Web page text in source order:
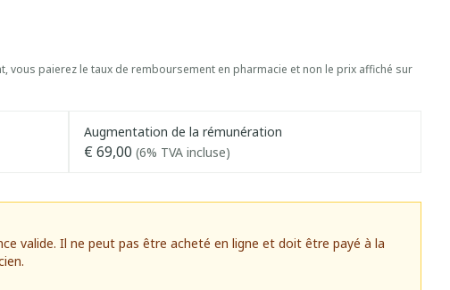
vous paierez le taux de remboursement en pharmacie et non le prix affiché sur
Augmentation de la rémunération
€ 69,00 (6% TVA incluse)
valide. Il ne peut pas être acheté en ligne et doit être payé à la